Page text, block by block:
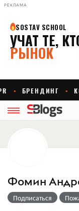
РЕКЛАМА
Фомин
Подписаться